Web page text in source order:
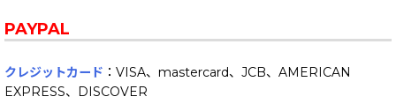
PAYPAL
クレジットカード ：VISA、mastercard、JCB、AMERICAN
EXPRESS、DISCOVER